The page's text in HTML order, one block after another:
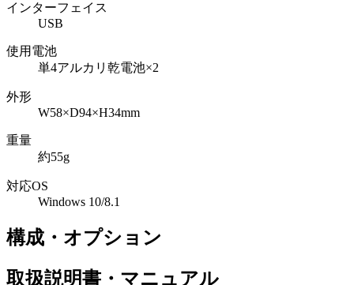
インターフェイス
USB
使用電池
単4アルカリ乾電池×2
外形
W58×D94×H34mm
重量
約55g
対応OS
Windows 10/8.1
構成・オプション
取扱説明書・マニュアル